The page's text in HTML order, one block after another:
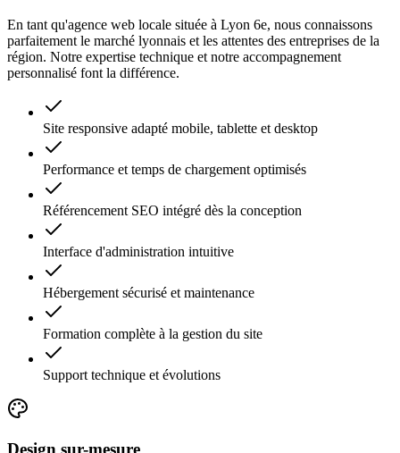
En tant qu'agence web locale située à Lyon 6e, nous connaissons
parfaitement le marché lyonnais et les attentes des entreprises de la
région. Notre expertise technique et notre accompagnement
personnalisé font la différence.
Site responsive adapté mobile, tablette et desktop
Performance et temps de chargement optimisés
Référencement SEO intégré dès la conception
Interface d'administration intuitive
Hébergement sécurisé et maintenance
Formation complète à la gestion du site
Support technique et évolutions
Design sur-mesure